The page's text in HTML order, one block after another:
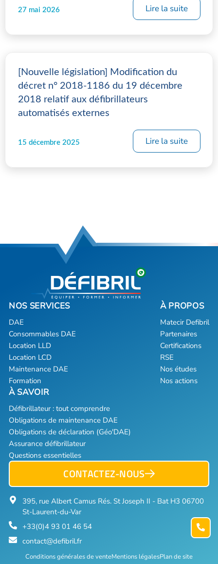
27 mai 2026 Lire la suite
[Nouvelle législation] Modification du
décret n° 2018-1186 du 19 décembre
2018 relatif aux défibrillateurs
automatisés externes
15 décembre 2025 Lire la suite
DAE
Consommables DAE
Location LLD
Location LCD
Maintenance DAE
Formation
Matecir Defibril
Partenaires
Certifications
RSE
Nos études
Nos actions
Défibrillateur : tout comprendre
Obligations de maintenance DAE
Obligations de déclaration (Géo'DAE)
Assurance défibrillateur
Questions essentielles
CONTACTEZ-NOUS
395, rue Albert Camus Rés. St Joseph II - Bat H3 06700
St-Laurent-du-Var
+33(0)4 93 01 46 54
contact@defibril.fr
Conditions générales de venteMentions légalesPlan de site